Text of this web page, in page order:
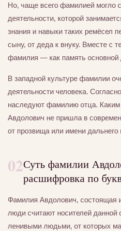
Но, чаще всего фамилией могло
деятельности, которой
знания и навыки таких ремёсел
сыну, от деда к внуку. Вместе с
фамилия — как память основной
В западной культуре фамилии
деятельности человека.
наследуют фамилию отца.
Авдолович не пришла в
от прозвища или имени дальнего
02Суть фамилии
расшифровка по
Фамилия Авдолович, состоящая
люди считают носителей данной
ленивыми людьми, от которых